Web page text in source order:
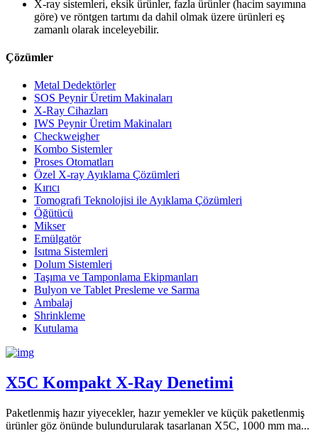
X-ray sistemleri, eksik ürünler, fazla ürünler (hacim sayımına
göre) ve röntgen tartımı da dahil olmak üzere ürünleri eş
zamanlı olarak inceleyebilir.
Çözümler
Metal Dedektörler
SOS Peynir Üretim Makinaları
X-Ray Cihazları
IWS Peynir Üretim Makinaları
Checkweigher
Kombo Sistemler
Proses Otomatları
Özel X-ray Ayıklama Çözümleri
Kırıcı
Tomografi Teknolojisi ile Ayıklama Çözümleri
Öğütücü
Mikser
Emülgatör
Isıtma Sistemleri
Dolum Sistemleri
Taşıma ve Tamponlama Ekipmanları
Bulyon ve Tablet Presleme ve Sarma
Ambalaj
Shrinkleme
Kutulama
X5C Kompakt X-Ray Denetimi
Paketlenmiş hazır yiyecekler, hazır yemekler ve küçük paketlenmiş
ürünler göz önünde bulundurularak tasarlanan X5C, 1000 mm ma...